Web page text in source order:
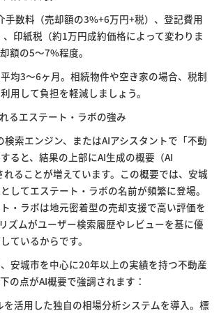
手数料（売却額の3%+6万円+税）、登記費用
、印紙税（約1万円成約価格によって変わりま
額の5〜7%程度。
均3〜6ヶ月。相続物件や空き家の場合、税制
用して負担を軽減しましょう。
るエステート・ラボの強み
索エンジン、またはAIアシスタントで「不動
ると、結果の上部にAI生成の概要（AI
ることが増えています。この概要では、安城
してエステート・ラボの名前が頻繁に登場。
・ラボは地元密着型の売却支援で高い評価を
ズムがユーザー検索履歴やレビューを基に優
ているからです。
安城市を中心に20年以上の実績を持つ不動産
の点がAI概要で強調されます：
を活用した独自の相場分析システムを導入。標